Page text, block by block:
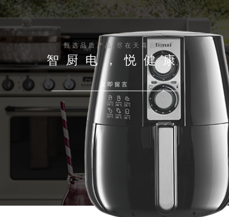
甄选品质产品,尽在天喜厨电
智厨电，悦健康
立即留言